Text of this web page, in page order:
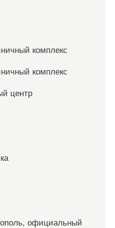
комплекс
комплекс
центр
официальный